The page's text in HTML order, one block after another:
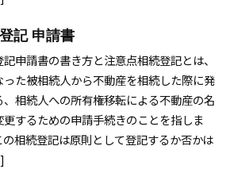
記 申請書
申請書の書き方と注意点相続登記とは、
った被相続人から不動産を相続した際に発
、相続人への所有権移転による不動産の名
更するための申請手続きのことを指しま
の相続登記は原則として登記するか否かは